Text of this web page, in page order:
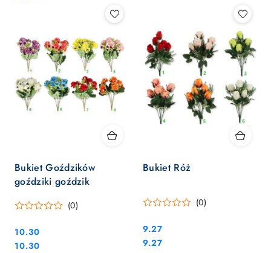
Bukiet Goździków
goździki goździk
(0)
Cena:
10.30
Cena:
10.30
Bukiet Róż
(0)
Cena:
9.27
Cena:
9.27